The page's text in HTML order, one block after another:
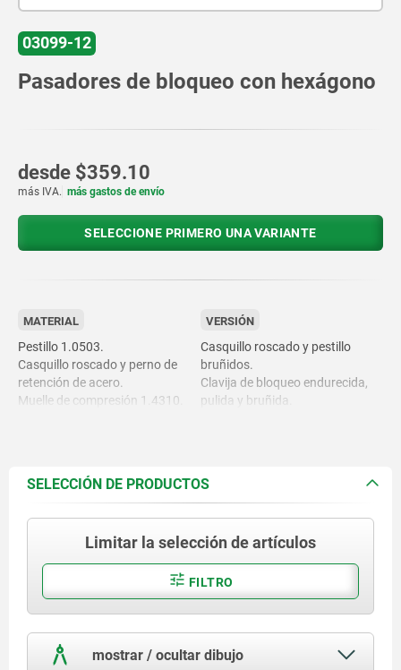
03099-12
Pasadores de bloqueo con hexágono
desde $359.10
más IVA. más gastos de envío
SELECCIONE PRIMERO UNA VARIANTE
MATERIAL
Pestillo 1.0503.
Casquillo roscado y perno de
retención de acero.
Muelle de compresión 1.4310.
VERSIÓN
Casquillo roscado y pestillo
bruñidos.
Clavija de bloqueo endurecida,
pulida y bruñida.
- gris antracita RAL 7021.
- naranja puro RAL 2004.
- rojo tráfico RAL 3020.
- verde señal RAL 6032.
- azul tráfico RAL 5017.
- gris claro RAL 7035.
SELECCIÓN DE PRODUCTOS
Limitar la selección de artículos
FILTRO
mostrar / ocultar dibujo